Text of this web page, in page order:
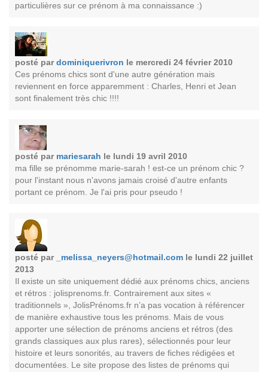
particulières sur ce prénom à ma connaissance :)
posté pardominiquerivron le mercredi 24 février 2010
Ces prénoms chics sont d'une autre génération mais
reviennent en force apparemment : Charles, Henri et Jean
sont finalement très chic !!!!
posté par mariesarah le lundi 19 avril 2010
ma fille se prénomme marie-sarah ! est-ce un prénom chic ?
pour l'instant nous n'avons jamais croisé d'autre enfants
portant ce prénom. Je l'ai pris pour pseudo !
posté par _melissa_neyers@hotmail.com le lundi 22 juillet
2013
Il existe un site uniquement dédié aux prénoms chics, anciens
et rétros : jolisprenoms.fr. Contrairement aux sites «
traditionnels », JolisPrénoms.fr n’a pas vocation à référencer
de manière exhaustive tous les prénoms. Mais de vous
apporter une sélection de prénoms anciens et rétros (des
grands classiques aux plus rares), sélectionnés pour leur
histoire et leurs sonorités, au travers de fiches rédigées et
documentées. Le site propose des listes de prénoms qui